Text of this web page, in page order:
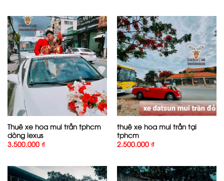
Thuê xe hoa mui trần tphcm
dòng lexus
3.500.000 ₫
thuê xe hoa mui trần tại
tphcm
2.500.000 ₫